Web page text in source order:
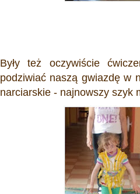
Były też oczywiście
podziwiać naszą gwiazdę w
narciarskie - najnowszy szyk